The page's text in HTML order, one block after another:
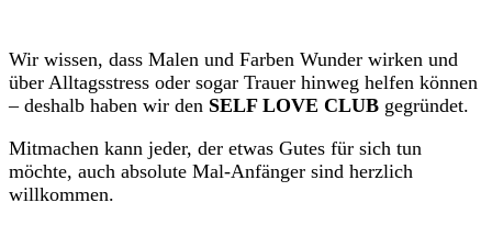
Wir wissen, dass Malen und Farben Wunder wirken und
über Alltagsstress oder sogar Trauer hinweg helfen können
– deshalb haben wir den SELF LOVE CLUB gegründet.
Mitmachen kann jeder, der etwas Gutes für sich tun
möchte, auch absolute Mal-Anfänger sind herzlich
willkommen.